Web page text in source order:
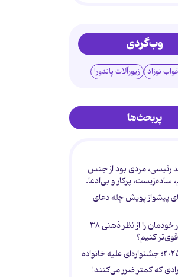
وب‌گردی
نوزاد زیورآلات پاندورا
پربحث‌ها
رئیسی، مردی بود از جنس
ساده‌زیست، پرکار و بی‌ادعا.
پیشواز پویش چله دعای
چطور خودمان را از نظر ذهنی ۳۸
قوی‌تر کنیم؟
که کمتر ضرر می‌کنند!